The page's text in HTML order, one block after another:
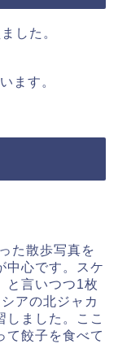
した。
ます。
た散歩写真を
中心です。スケ
と言いつつ1枚
アの北ジャカ
しました。ここ
て餃子を食べて